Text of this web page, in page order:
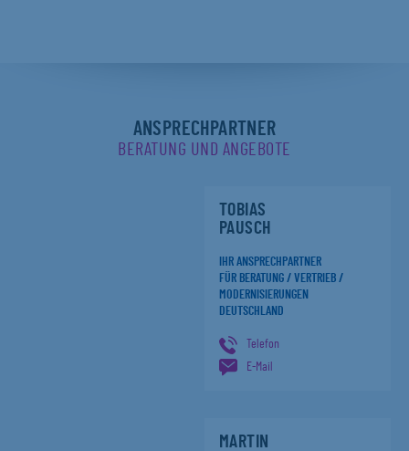
ANSPRECHPARTNER
BERATUNG UND ANGEBOTE
TOBIAS
PAUSCH
IHR ANSPRECHPARTNER
FÜR BERATUNG / VERTRIEB /
MODERNISIERUNGEN
DEUTSCHLAND
Telefon
E-Mail
MARTIN